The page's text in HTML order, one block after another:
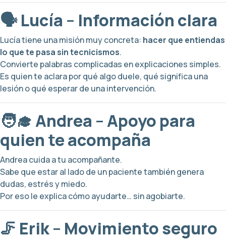
🗣️ Lucía – Información clara
Lucía tiene una misión muy concreta: hacer que entiendas
lo que te pasa sin tecnicismos.
Convierte palabras complicadas en explicaciones simples.
Es quien te aclara por qué algo duele, qué significa una
lesión o qué esperar de una intervención.
🧑‍🎓 Andrea – Apoyo para
quien te acompaña
Andrea cuida a tu acompañante.
Sabe que estar al lado de un paciente también genera
dudas, estrés y miedo.
Por eso le explica cómo ayudarte… sin agobiarte.
🦵 Erik – Movimiento seguro